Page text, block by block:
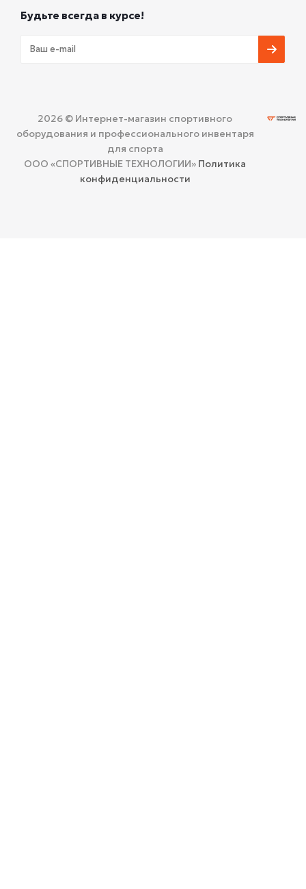
Будьте всегда в курсе!
2026 © Интернет-магазин спортивного
оборудования и профессионального инвентаря
для спорта
ООО «СПОРТИВНЫЕ ТЕХНОЛОГИИ» Политика
конфиденциальности